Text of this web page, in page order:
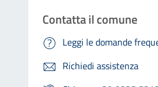
Contatta il comune
Leggi le domande
Richiedi assistenza